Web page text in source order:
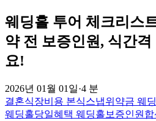
웨딩홀 투어 체크리스
약 전 보증인원, 식간격
요!
2026년 01월 01일·4 분
결혼식장비용 본식스냅위약금 웨
웨딩홀당일혜택 웨딩홀보증인원합